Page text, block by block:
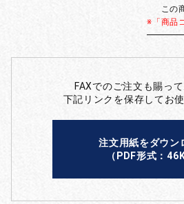
この
※「商品
FAXでのご注文も賜って
下記リンクを保存してお
注文用紙をダウン
（PDF形式：